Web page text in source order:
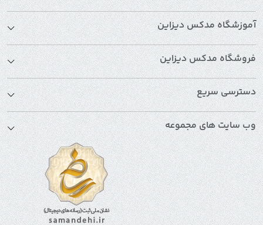
آموزشگاه مدکس دیزاین
فروشگاه مدکس دیزاین
دسترسی سریع
وب سایت های مجموعه